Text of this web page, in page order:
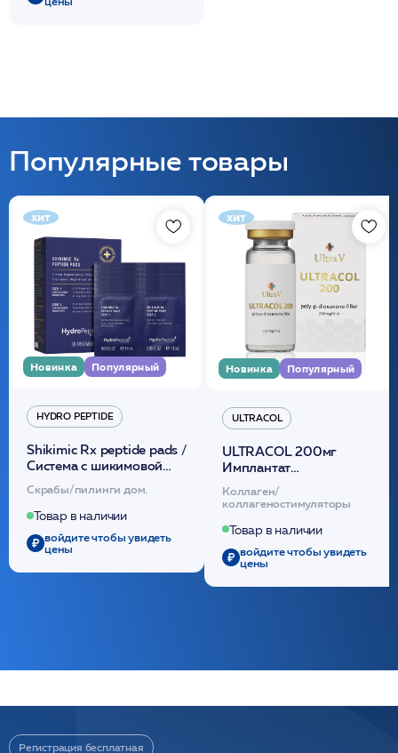
Популярные товары
хит
Новинка Популярный
HYDRO PEPTIDE
Shikimic Rx peptide pads /
Cистема с шикимовой
кислотой обновляющая
(30шт) /HP
Скрабы/пилинги дом.
Товар в наличии
войдите чтобы увидеть
цены
хит
Новинка Популярный
ULTRACOL
ULTRACOL 200мг
Имплантат
внутридермальный,
стерильный на основе
полидиоксанона
/ULTRACOL
Коллаген/
коллагеностимуляторы
Товар в наличии
войдите чтобы увидеть
цены
Регистрация бесплатная